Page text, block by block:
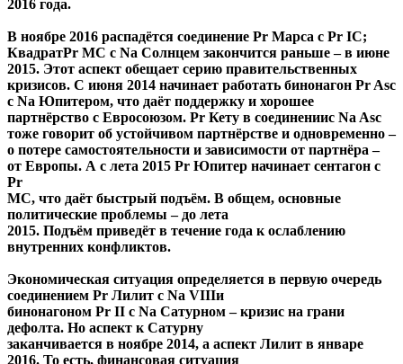
2016 года.
В ноябре 2016 распадётся соединение Pr Марса с Pr IC;
КвадратPr МС с Na Солнцем закончится раньше – в июне
2015. Этот аспект обещает серию правительственных
кризисов. С июня 2014 начинает работать бинонагон Pr Asc
с Na Юпитером, что даёт поддержку и хорошее
партнёрство с Евросоюзом. Pr Кету в соединениис Na Asc
тоже говорит об устойчивом партнёрстве и одновременно –
о потере самостоятельности и зависимости от партнёра –
от Европы. А с лета 2015 Pr Юпитер начинает сентагон с
Pr
МС, что даёт быстрый подъём. В общем, основные
политические проблемы – до лета
2015. Подъём приведёт в течение года к ослаблению
внутренних конфликтов.
Экономическая ситуация определяется в первую очередь
соединением Pr Лилит с Na VIIIи
бинонагоном Pr II с Na Сатурном – кризис на грани
дефолта. Но аспект к Сатурну
заканчивается в ноябре 2014, а аспект Лилит в январе
2016. То есть, финансовая ситуация